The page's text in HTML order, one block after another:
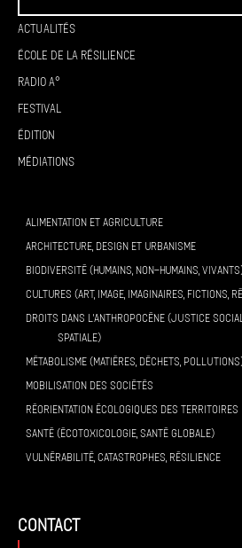
Actualités
École de la résilience
Radio A°
Festival
Édition
Médiations
ALIMENTATION ET AGRICULTURE
ARCHITECTURE, DESIGN ET URBANISME
BIODIVERSITÉ (HUMAINS, NON-HUMAINS,
CULTURES (ART, IMAGE, IMAGINAIRES, FICTIONS,
DROITS DANS L’ANTHROPOCÈNE (JUSTICE
SPATIALE)
MÉTABOLISME (MATIÈRES, DÉCHETS,
MOBILISATION DES SOCIÉTÉS
RÉORIENTATION ÉCOLOGIQUES DES TERRITOIRES
SANTÉ (ÉCOTOXICOLOGIE, SANTÉ GLOBALE)
VULNÉRABILITÉ, CATASTROPHES, RÉSILIENCE
contact